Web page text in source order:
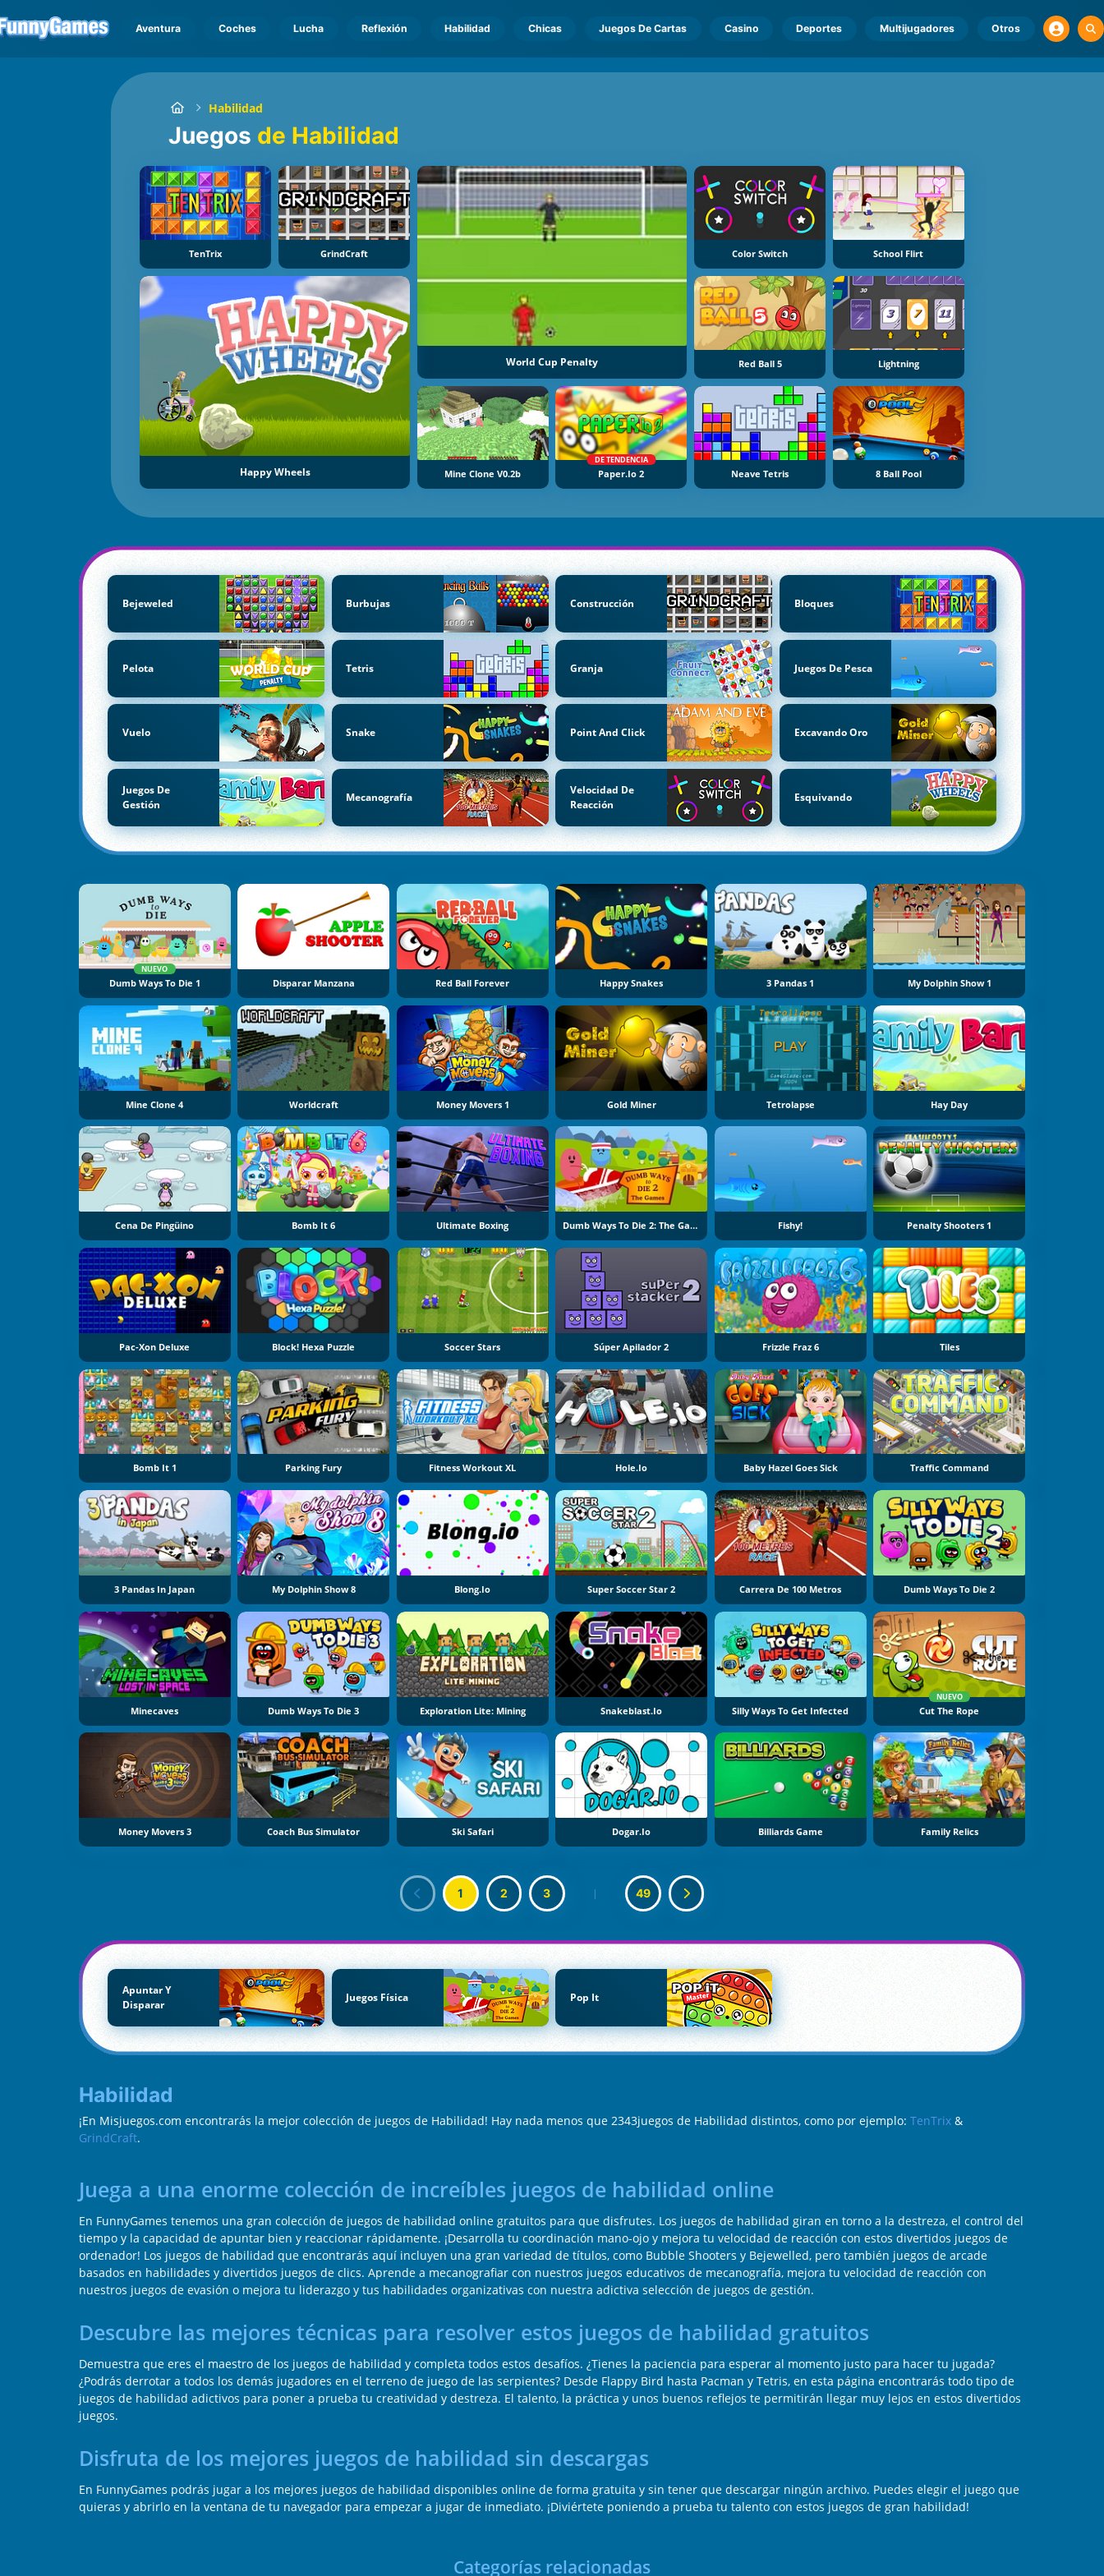
Aventura Coches Lucha Reflexión Habilidad Chicas Juegos De Cartas Casino Deportes Multijugadores Otros
Habilidad
Juegos de Habilidad
TenTrix GrindCraft
World Cup Penalty
Color Switch School Flirt
Happy Wheels
Red Ball 5 Lightning
Mine Clone V0.2b
DE TENDENCIA
Paper.io 2 Neave Tetris 8 Ball Pool
Bejeweled Burbujas Construcción Bloques
Pelota Tetris Granja Juegos De Pesca
Vuelo Snake Point And Click Excavando Oro
Juegos De
Gestión
Mecanografía
Velocidad De
Reacción
Esquivando
NUEVO
Dumb Ways To Die 1 Disparar Manzana Red Ball Forever Happy Snakes 3 Pandas 1 My Dolphin Show 1
Mine Clone 4 Worldcraft Money Movers 1 Gold Miner Tetrolapse Hay Day
Cena De Pingüino Bomb It 6 Ultimate Boxing Dumb Ways To Die 2: The Games Fishy! Penalty Shooters 1
Pac-Xon Deluxe Block! Hexa Puzzle Soccer Stars Súper Apilador 2 Frizzle Fraz 6 Tiles
Bomb It 1 Parking Fury Fitness Workout XL Hole.io Baby Hazel Goes Sick Traffic Command
3 Pandas In Japan My Dolphin Show 8 Blong.io Super Soccer Star 2 Carrera De 100 Metros Dumb Ways To Die 2
Minecaves Dumb Ways To Die 3 Exploration Lite: Mining Snakeblast.io Silly Ways To Get Infected
NUEVO
Cut The Rope
Money Movers 3 Coach Bus Simulator Ski Safari Dogar.io Billiards Game Family Relics
1 2 3 | 49
Apuntar Y
Disparar
Juegos Física Pop It
Habilidad
¡En Misjuegos.com encontrarás la mejor colección de juegos de Habilidad! Hay nada menos que 2343juegos de Habilidad distintos, como por ejemplo: TenTrix &
GrindCraft.
Juega a una enorme colección de increíbles juegos de habilidad online
En FunnyGames tenemos una gran colección de juegos de habilidad online gratuitos para que disfrutes. Los juegos de habilidad giran en torno a la destreza, el control del
tiempo y la capacidad de apuntar bien y reaccionar rápidamente. ¡Desarrolla tu coordinación mano-ojo y mejora tu velocidad de reacción con estos divertidos juegos de
ordenador! Los juegos de habilidad que encontrarás aquí incluyen una gran variedad de títulos, como Bubble Shooters y Bejewelled, pero también juegos de arcade
basados en habilidades y divertidos juegos de clics. Aprende a mecanografiar con nuestros juegos educativos de mecanografía, mejora tu velocidad de reacción con
nuestros juegos de evasión o mejora tu liderazgo y tus habilidades organizativas con nuestra adictiva selección de juegos de gestión.
Descubre las mejores técnicas para resolver estos juegos de habilidad gratuitos
Demuestra que eres el maestro de los juegos de habilidad y completa todos estos desafíos. ¿Tienes la paciencia para esperar al momento justo para hacer tu jugada?
¿Podrás derrotar a todos los demás jugadores en el terreno de juego de las serpientes? Desde Flappy Bird hasta Pacman y Tetris, en esta página encontrarás todo tipo de
juegos de habilidad adictivos para poner a prueba tu creatividad y destreza. El talento, la práctica y unos buenos reflejos te permitirán llegar muy lejos en estos divertidos
juegos.
Disfruta de los mejores juegos de habilidad sin descargas
En FunnyGames podrás jugar a los mejores juegos de habilidad disponibles online de forma gratuita y sin tener que descargar ningún archivo. Puedes elegir el juego que
quieras y abrirlo en la ventana de tu navegador para empezar a jugar de inmediato. ¡Diviértete poniendo a prueba tu talento con estos juegos de gran habilidad!
Categorías relacionadas